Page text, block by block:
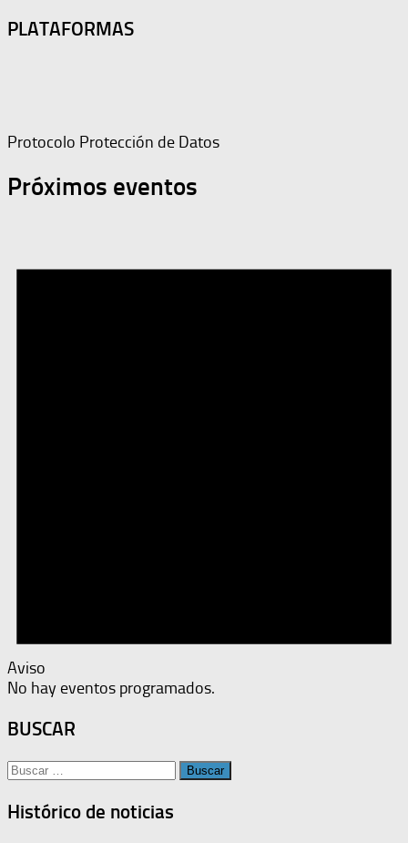
PLATAFORMAS
Protocolo Protección de Datos
Próximos eventos
Aviso
No hay eventos programados.
BUSCAR
Buscar:
Histórico de noticias